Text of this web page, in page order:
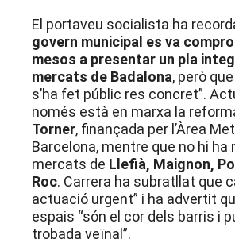
El portaveu socialista ha
govern municipal es va
mesos a presentar un pla
mercats de Badalona, però
s’ha fet públic res concret”.
només està en marxa la
Torner, finançada per l’Àrea
Barcelona, mentre que no hi
mercats de Llefià, Maignon,
Roc. Carrera ha subratllat que
actuació urgent” i ha advertit
espais “són el cor dels barris i
trobada veïnal”.